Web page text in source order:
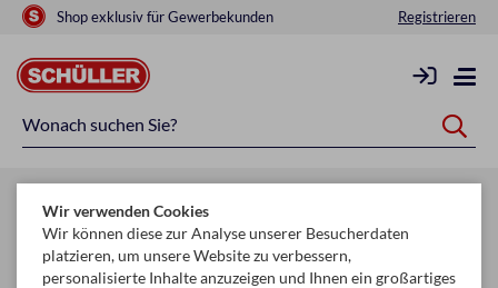
Shop exklusiv für Gewerbekunden Registrieren
Startseite Schule & Büro
Schreiben, Zeichnen & Korrigieren
Radiergummi
Wir verwenden Cookies
Wir können diese zur Analyse unserer Besucherdaten
platzieren, um unsere Website zu verbessern,
personalisierte Inhalte anzuzeigen und Ihnen ein großartiges